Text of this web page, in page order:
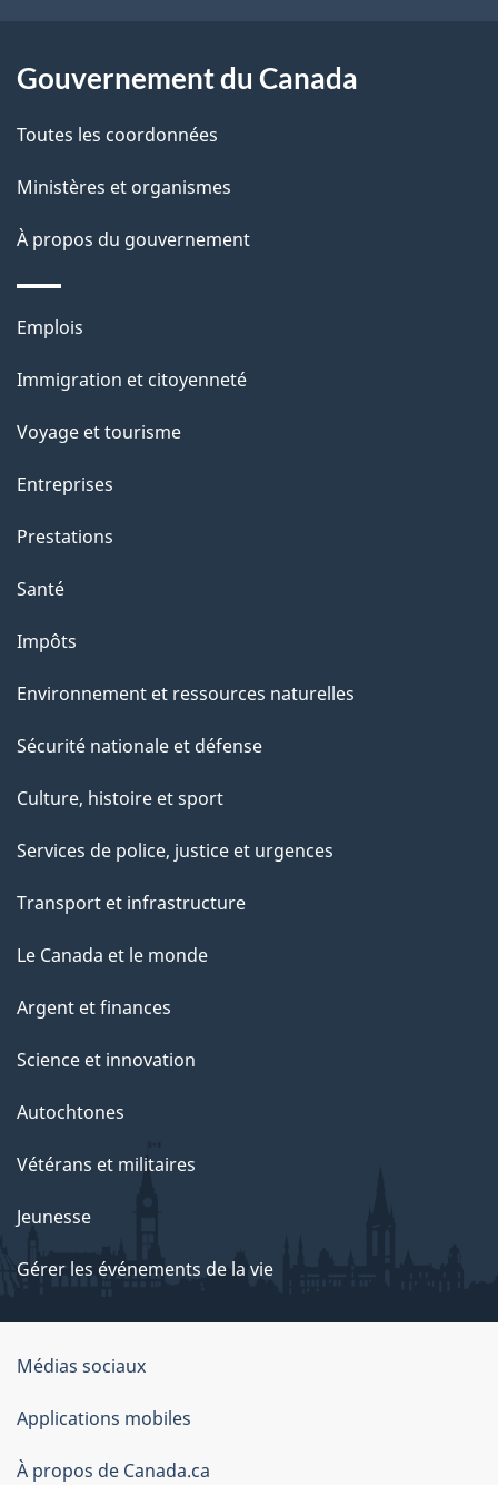
d
e
p
a
site
Gouvernement du Canada
Toutes les coordonnées
Ministères et organismes
À propos du gouvernement
Thèmes
sujets
Emplois
Immigration et citoyenneté
Voyage et tourisme
Entreprises
Prestations
Santé
Impôts
Environnement et ressources naturelles
Sécurité nationale et défense
Culture, histoire et sport
Services de police, justice et urgences
Transport et infrastructure
Le Canada et le monde
Argent et finances
Science et innovation
Autochtones
Vétérans et militaires
Jeunesse
Gérer les événements de la vie
Organisation
du
gouvernement
du
Médias sociaux
Applications mobiles
À propos de Canada.ca